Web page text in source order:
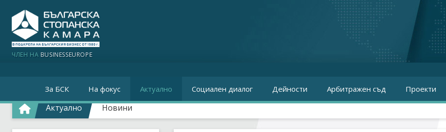
ЧЛЕН НА BUSINESSEUROPE
За БСК На фокус Актуално Социален диалог Дейности Арбитражен съд Проекти
Актуално Новини